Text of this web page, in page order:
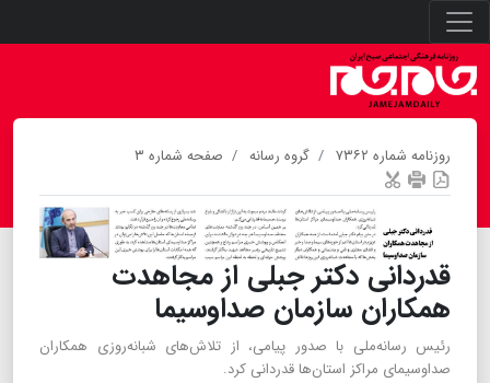
روزنامه شماره ۷۳۶۲ گروه رسانه صفحه شماره ۳
قدردانی دکتر جبلی از مجاهدت
همکاران سازمان صداوسیما
رئیس رسانه‌ملی با صدور پیامی، از تلاش‌های شبانه‌روزی همکاران
صداوسیمای مراکز استان‌ها قدردانی کرد.